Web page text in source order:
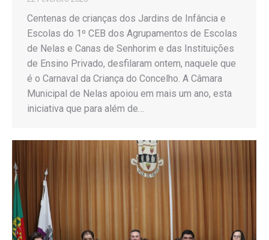
Centenas de crianças dos Jardins de Infância e
Escolas do 1º CEB dos Agrupamentos de Escolas
de Nelas e Canas de Senhorim e das Instituições
de Ensino Privado, desfilaram ontem, naquele que
é o Carnaval da Criança do Concelho. A Câmara
Municipal de Nelas apoiou em mais um ano, esta
iniciativa que para além de…